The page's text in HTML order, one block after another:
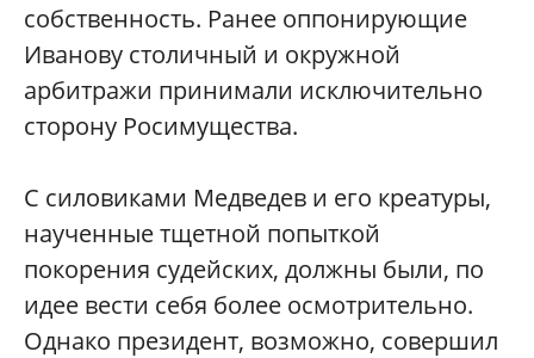
собственность. Ранее оппонирующие
Иванову столичный и окружной
арбитражи принимали исключительно
сторону Росимущества.
С силовиками Медведев и его креатуры,
наученные тщетной попыткой
покорения судейских, должны были, по
идее вести себя более осмотрительно.
Однако президент, возможно, совершил